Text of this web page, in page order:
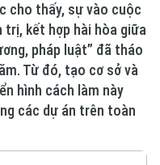
cho thấy, sự vào cuộc
kết hợp hài hòa giữa
pháp luật” đã tháo
Từ đó, tạo cơ sở và
hình cách làm này
các dự án trên toàn